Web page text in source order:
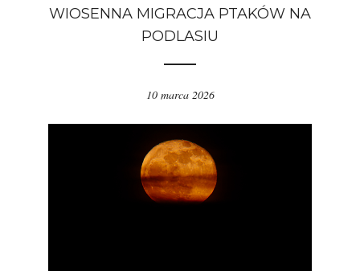
WIOSENNA MIGRACJA PTAKÓW NA
PODLASIU
10 marca 2026